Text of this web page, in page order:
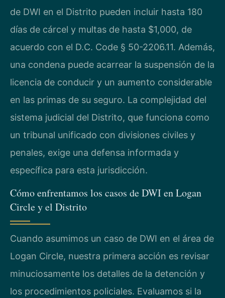
de DWI en el Distrito pueden incluir hasta 180
días de cárcel y multas de hasta $1,000, de
acuerdo con el D.C. Code § 50-2206.11. Además,
una condena puede acarrear la suspensión de la
licencia de conducir y un aumento considerable
en las primas de su seguro. La complejidad del
sistema judicial del Distrito, que funciona como
un tribunal unificado con divisiones civiles y
penales, exige una defensa informada y
específica para esta jurisdicción.
Cómo enfrentamos los casos de DWI en Logan
Circle y el Distrito
Cuando asumimos un caso de DWI en el área de
Logan Circle, nuestra primera acción es revisar
minuciosamente los detalles de la detención y
los procedimientos policiales. Evaluamos si la